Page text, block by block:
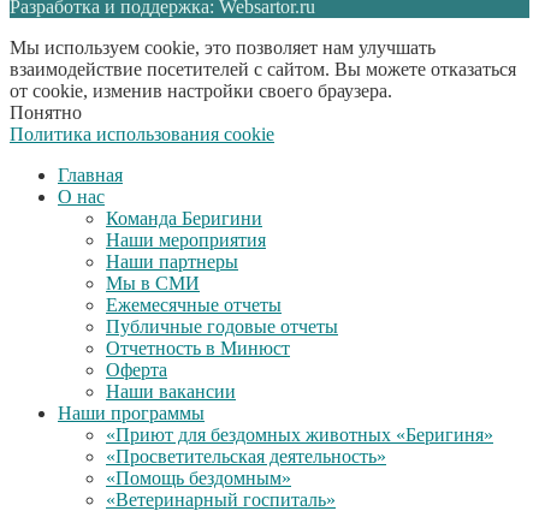
Разработка и поддержка: Websartor.ru
Мы используем cookie, это позволяет нам улучшать
взаимодействие посетителей с сайтом. Вы можете отказаться
от cookie, изменив настройки своего браузера.
Понятно
Политика использования cookie
Главная
О нас
Команда Беригини
Наши мероприятия
Наши партнеры
Мы в СМИ
Ежемесячные отчеты
Публичные годовые отчеты
Отчетность в Минюст
Оферта
Наши вакансии
Наши программы
«Приют для бездомных животных «Беригиня»
«Просветительская деятельность»
«Помощь бездомным»
«Ветеринарный госпиталь»